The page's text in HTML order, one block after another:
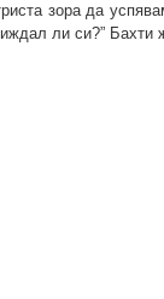
зора да
ли си?” Бахти